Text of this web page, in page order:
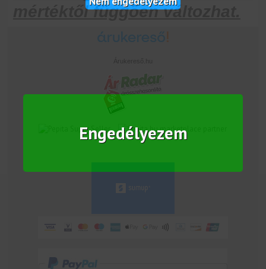
mértéktől függően változhat.
Engedélyezemmarketplace partner